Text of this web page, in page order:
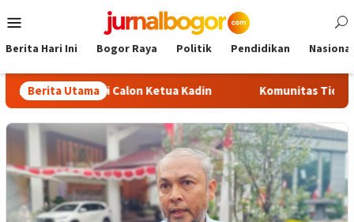
to
Menu
Berita Hari Ini Bogor Raya Politik Pendidikan Nasional
Berita Utama
Jadi Calon Ketua Kadin Komunitas TiduRUN Jajal